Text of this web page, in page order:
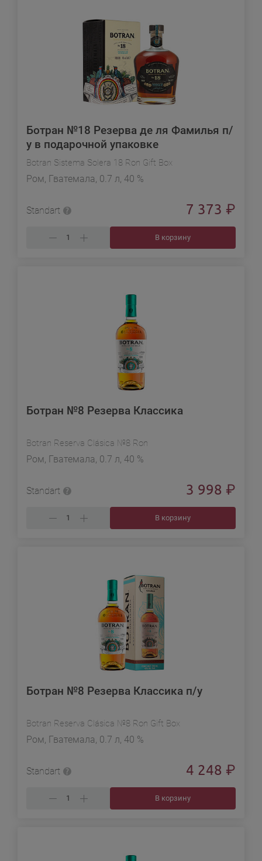
Ботран №18 Резерва де ля Фамилья п/
у в подарочной упаковке
Botran Sistema Solera 18 Ron Gift Box
Ром, Гватемала, 0.7 л, 40 %
Standart 7 373 ₽
В корзину
Ботран №8 Резерва Классика
Botran Reserva Clásica №8 Ron
Ром, Гватемала, 0.7 л, 40 %
Standart 3 998 ₽
В корзину
Ботран №8 Резерва Классика п/у
Botran Reserva Clásica №8 Ron Gift Box
Ром, Гватемала, 0.7 л, 40 %
Standart 4 248 ₽
В корзину